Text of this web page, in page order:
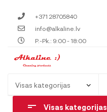
+371 28705840
info@alkaline.lv
P.-Pk.: 9:00 - 18:00
Visas kategorijas